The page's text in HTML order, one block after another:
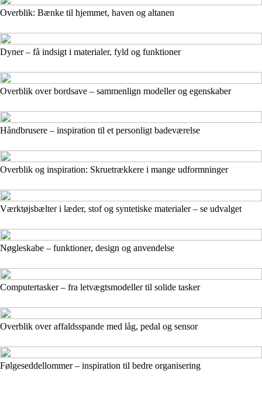
Overblik: Bænke til hjemmet, haven og altanen
Dyner – få indsigt i materialer, fyld og funktioner
Overblik over bordsave – sammenlign modeller og egenskaber
Håndbrusere – inspiration til et personligt badeværelse
Overblik og inspiration: Skruetrækkere i mange udformninger
Værktøjsbælter i læder, stof og syntetiske materialer – se udvalget
Nøgleskabe – funktioner, design og anvendelse
Computertasker – fra letvægtsmodeller til solide tasker
Overblik over affaldsspande med låg, pedal og sensor
Følgeseddellommer – inspiration til bedre organisering